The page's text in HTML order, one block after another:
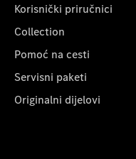
Korisnički priručnici
Collection
Pomoć na cesti
Servisni paketi
Originalni dijelovi